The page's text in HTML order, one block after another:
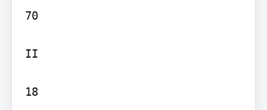
70
II
18